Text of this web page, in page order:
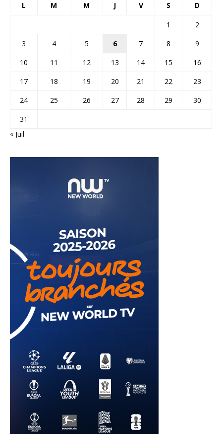
L M M J V S D
1
2
3
4 5 6 7 8
9
10
11 12 13 14 15
16
17
18 19 20 21 22
23
24
25 26 27 28 29
30
31
« Juil